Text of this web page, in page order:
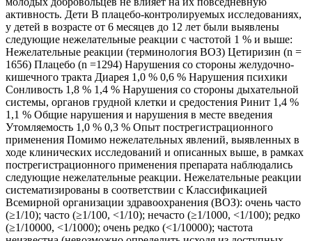
активность. Дети В плацебо-контролируемых исследованиях,
у детей в возрасте от 6 месяцев до 12 лет были выявлены
следующие нежелательные реакции с частотой 1 % и выше:
Нежелательные реакции (терминология ВОЗ) Цетиризин (n =
1656) Плацебо (n =1294) Нарушения со стороны желудочно-
кишечного тракта Диарея 1,0 % 0,6 % Нарушения психики
Сонливость 1,8 % 1,4 % Нарушения со стороны дыхательной
системы, органов грудной клетки и средостения Ринит 1,4 %
1,1 % Общие нарушения и нарушения в месте введения
Утомляемость 1,0 % 0,3 % Опыт пострегистрационного
применения Помимо нежелательных явлений, выявленных в
ходе клинических исследований и описанных выше, в рамках
пострегистрационного применения препарата наблюдались
следующие нежелательные реакции. Нежелательные реакции
систематизированы в соответствии с Классификацией
Всемирной организации здравоохранения (ВОЗ): очень часто
(≥1/10); часто (≥1/100, <1/10); нечасто (≥1/1000, <1/100); редко
(≥1/10000, <1/1000); очень редко (<1/10000); частота